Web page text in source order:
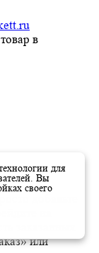
в
добавьте
на
заказанных
или
для
Вы
своего